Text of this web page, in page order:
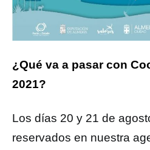
¿Qué va a pasar con
2021?
Los días 20 y 21 de
reservados en nuestra